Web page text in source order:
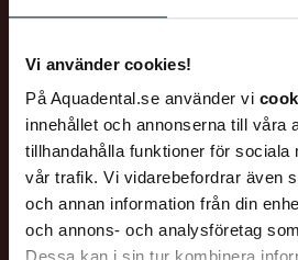
Vi använder cookies!
På Aquadental.se använder vi
innehållet och annonserna till våra
tillhandahålla funktioner för sociala
vår trafik. Vi vidarebefordrar även
och annan information från din
och annons- och analysföretag
bort eller råkar ha
skena?
Kontakta omedelbart din
en skena försvinner eller
Tandläkaren kan be dig